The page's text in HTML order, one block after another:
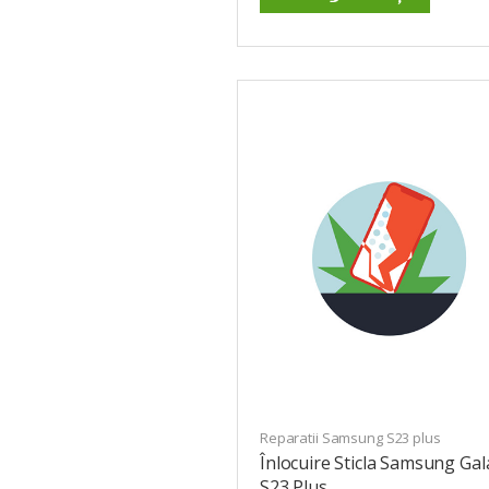
Reparatii Samsung S23 plus
Înlocuire Sticla Samsung